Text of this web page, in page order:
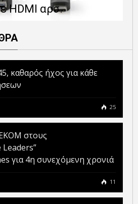
HDMI αρσ.
καθαρός ήχος για κάθε
25
στους
Leaders”
για 4η συνεχόμενη χρονιά
11